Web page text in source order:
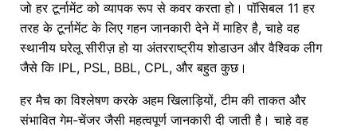
जो हर टूर्नामेंट को व्यापक रूप से कवर करता हो। पॉसिबल 11 हर
तरह के टूर्नामेंट के लिए गहन जानकारी देने में माहिर है, चाहे वह
स्थानीय घरेलू सीरीज़ हो या अंतरराष्ट्रीय शोडाउन और वैश्विक लीग
जैसे कि IPL, PSL, BBL, CPL, और बहुत कुछ।
हर मैच का विश्लेषण करके अहम खिलाड़ियों, टीम की ताकत और
संभावित गेम-चेंजर जैसी महत्वपूर्ण जानकारी दी जाती है। चाहे वह